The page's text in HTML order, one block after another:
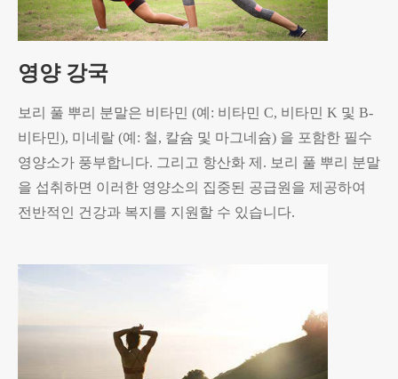
영양 강국
보리 풀 뿌리 분말은 비타민 (예: 비타민 C, 비타민 K 및 B-
비타민), 미네랄 (예: 철, 칼슘 및 마그네슘) 을 포함한 필수
영양소가 풍부합니다. 그리고 항산화 제. 보리 풀 뿌리 분말
을 섭취하면 이러한 영양소의 집중된 공급원을 제공하여
전반적인 건강과 복지를 지원할 수 있습니다.